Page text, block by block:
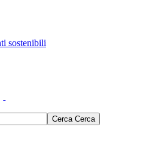
sostenibili
Cerca Cerca